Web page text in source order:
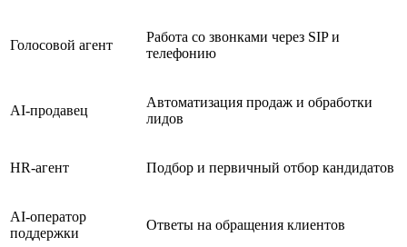
Голосовой агент
Работа со звонками через SIP и
телефонию
AI-продавец
Автоматизация продаж и обработки
лидов
HR-агент Подбор и первичный отбор кандидатов
AI-оператор
поддержки
Ответы на обращения клиентов